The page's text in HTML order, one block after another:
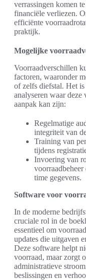
verrassingen komen
financiële verliezen.
efficiënte
praktijk.
Mogelijke
Voorraadverschillen
factoren, waaronder
of zelfs diefstal. Het
analyseren waar
aanpak kan zijn:
Regelmatige
integriteit van
Training van
tijdens
Invoering van
time gegevens.
Software voor
In de moderne
cruciale rol in de
essentieel om
updates die uitgaven
Deze software helpt
voorraad, maar zorgt
administratieve
beslissingen en